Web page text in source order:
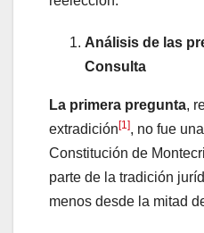
Análisis de las
Consulta
La primera pregunta,
extradición[1], no fue
Constitución de
parte de la tradición
menos desde la mitad